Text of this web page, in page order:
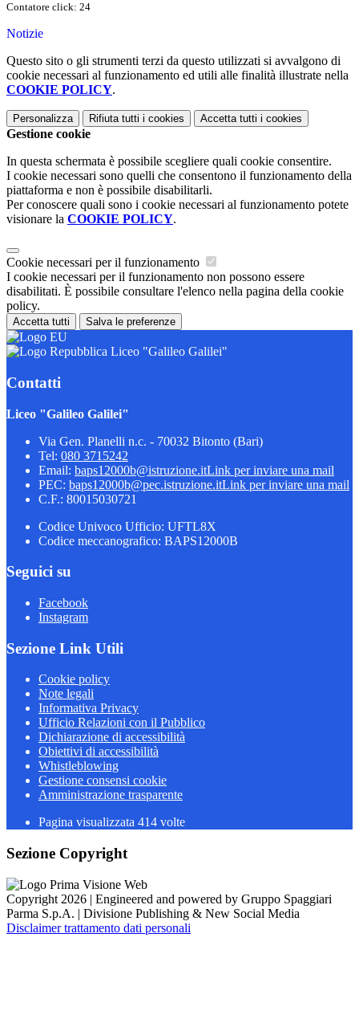
Contatore click: 24
Notizie
Questo sito o gli strumenti terzi da questo utilizzati si avvalgono di
cookie necessari al funzionamento ed utili alle finalità illustrate nella
COOKIE POLICY.
Personalizza Rifiuta tutti i cookies Accetta tutti i cookies
Gestione cookie
In questa schermata è possibile scegliere quali cookie consentire.
I cookie necessari sono quelli che consentono il funzionamento della
piattaforma e non è possibile disabilitarli.
Per conoscere quali sono i cookie necessari al funzionamento potete
visionare la COOKIE POLICY.
Cookie necessari per il funzionamento
I cookie necessari per il funzionamento non possono essere
disabilitati. È possibile consultare l'elenco nella pagina della cookie
policy.
Accetta tutti Salva le preferenze
Liceo "Galileo Galilei"
Contatti
Liceo "Galileo Galilei"
Via Gen. Planelli n.c. - 70032 Bitonto (Bari)
Tel: 080 3715242
Email: baps12000b@istruzione.itLink per inviare una mail
PEC: baps12000b@pec.istruzione.itLink per inviare una mail
C.F.: 80015030721
Codice Univoco Ufficio: UFTL8X
Codice meccanografico: BAPS12000B
Seguici su
Facebook
Instagram
Sezione Link Utili
Cookie policy
Note legali
Informativa Privacy
Ufficio Relazioni con il Pubblico
Dichiarazione di accessibilità
Obiettivi di accessibilità
Whistleblowing
Gestione consensi cookie
Amministrazione trasparente
Pagina visualizzata 414 volte
Sezione Copyright
Copyright 2026 | Engineered and powered by Gruppo Spaggiari
Parma S.p.A. | Divisione Publishing & New Social Media
Disclaimer trattamento dati personali